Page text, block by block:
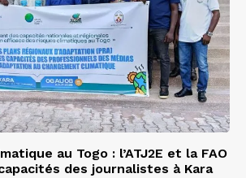
au Togo : l’ATJ2E et la FAO
des journalistes à Kara